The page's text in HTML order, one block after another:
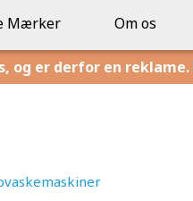
Mærker Om os
og er derfor en reklame.